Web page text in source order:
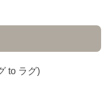
to ラグ)